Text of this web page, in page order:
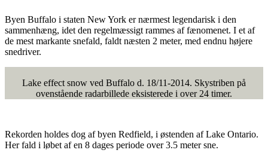
Byen Buffalo i staten New York er nærmest legendarisk i den
sammenhæng, idet den regelmæssigt rammes af fænomenet. I et af
de mest markante snefald, faldt næsten 2 meter, med endnu højere
snedriver.
Lake effect snow ved Buffalo d. 18/11-2014. Skystriben på
ovenstående radarbillede eksisterede i over 24 timer.
Rekorden holdes dog af byen Redfield, i østenden af Lake Ontario.
Her fald i løbet af en 8 dages periode over 3.5 meter sne.